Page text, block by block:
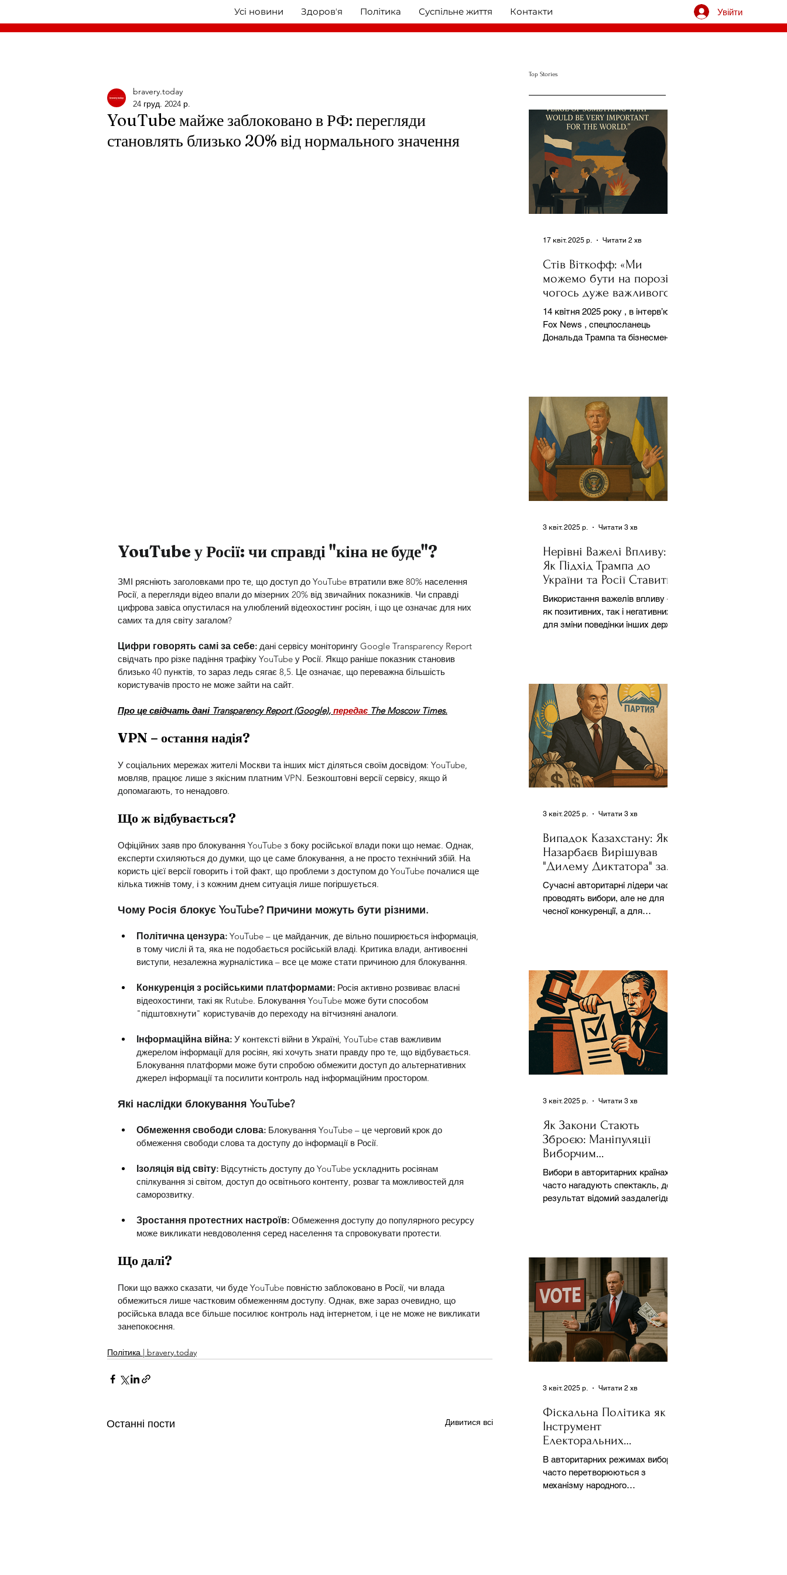
Усі новини Здоровʼя Політика Суспільне життя Контакти Увійти
YouTube майже заблоковано в РФ: перегляди
становлять близько 20% від нормального значення
bravery.today
24 груд. 2024 р.
YouTube у Росії: чи справді "кіна не буде"?
ЗМІ рясніють заголовками про те, що доступ до YouTube втратили вже 80% населення
Росії, а перегляди відео впали до мізерних 20% від звичайних показників. Чи справді
цифрова завіса опустилася на улюблений відеохостинг росіян, і що це означає для них
самих та для світу загалом?
Цифри говорять самі за себе: дані сервісу моніторингу Google Transparency Report
свідчать про різке падіння трафіку YouTube у Росії. Якщо раніше показник становив
близько 40 пунктів, то зараз ледь сягає 8,5. Це означає, що переважна більшість
користувачів просто не може зайти на сайт.
Про це свідчать дані Transparency Report (Google), передає The Moscow Times.
VPN – остання надія?
У соціальних мережах жителі Москви та інших міст діляться своїм досвідом: YouTube,
мовляв, працює лише з якісним платним VPN. Безкоштовні версії сервісу, якщо й
допомагають, то ненадовго.
Що ж відбувається?
Офіційних заяв про блокування YouTube з боку російської влади поки що немає. Однак,
експерти схиляються до думки, що це саме блокування, а не просто технічний збій. На
користь цієї версії говорить і той факт, що проблеми з доступом до YouTube почалися ще
кілька тижнів тому, і з кожним днем ситуація лише погіршується.
Чому Росія блокує YouTube? Причини можуть бути різними.
Політична цензура: YouTube – це майданчик, де вільно поширюється інформація,
в тому числі й та, яка не подобається російській владі. Критика влади, антивоєнні
виступи, незалежна журналістика – все це може стати причиною для блокування.
Конкуренція з російськими платформами: Росія активно розвиває власні
відеохостинги, такі як Rutube. Блокування YouTube може бути способом
"підштовхнути" користувачів до переходу на вітчизняні аналоги.
Інформаційна війна: У контексті війни в Україні, YouTube став важливим
джерелом інформації для росіян, які хочуть знати правду про те, що відбувається.
Блокування платформи може бути спробою обмежити доступ до альтернативних
джерел інформації та посилити контроль над інформаційним простором.
Які наслідки блокування YouTube?
Обмеження свободи слова: Блокування YouTube – це черговий крок до
обмеження свободи слова та доступу до інформації в Росії.
Ізоляція від світу: Відсутність доступу до YouTube ускладнить росіянам
спілкування зі світом, доступ до освітнього контенту, розваг та можливостей для
саморозвитку.
Зростання протестних настроїв: Обмеження доступу до популярного ресурсу
може викликати невдоволення серед населення та спровокувати протести.
Що далі?
Поки що важко сказати, чи буде YouTube повністю заблоковано в Росії, чи влада
обмежиться лише частковим обмеженням доступу. Однак, вже зараз очевидно, що
російська влада все більше посилює контроль над інтернетом, і це не може не викликати
занепокоєння.
Політика | bravery.today
Останні пости Дивитися всі
Top Stories
Стів Віткофф: «Ми
можемо бути на порозі
чогось дуже важливого
для світу» — але що це
означає?
14 квітня 2025 року , в інтерв’ю на
Fox News , спецпосланець
Дональда Трампа та бізнесмен
17 квіт. 2025 р. Читати 2 хв
Нерівні Важелі Впливу:
Як Підхід Трампа до
України та Росії Ставить
під Сумнів Американську
Держполітику
Використання важелів впливу –
як позитивних, так і негативних –
для зміни поведінки інших держав
3 квіт. 2025 р. Читати 3 хв
Випадок Казахстану: Як
Назарбаєв Вирішував
"Дилему Диктатора" за
Допомогою Ресурсів та
Партії
Сучасні авторитарні лідери часто
проводять вибори, але не для
чесної конкуренції, а для
3 квіт. 2025 р. Читати 3 хв
Як Закони Стають
Зброєю: Маніпуляції
Виборчим
Законодавством в
Автократіях
Вибори в авторитарних країнах
часто нагадують спектакль, де
результат відомий заздалегідь.
3 квіт. 2025 р. Читати 3 хв
Фіскальна Політика як
Інструмент
Електоральних
Маніпуляцій в
Автократіях
В авторитарних режимах вибори
часто перетворюються з
механізму народного
3 квіт. 2025 р. Читати 2 хв